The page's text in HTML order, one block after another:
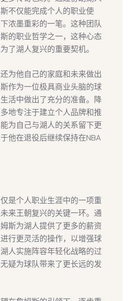
不仅能完成个人的职业使
浓墨重彩的一笔。这种团队
的职业哲学之一，这种心态
了湖人复兴的重要契机。
为他自己的家庭和未来做出
作为一位极具商业头脑的球
活中做出了充分的准备。降
地专注于建立个人品牌和推
为自己与湖人的关系留下更
他在退役后继续保持在NBA
是个人职业生涯中的一项重
来王朝复兴的关键一环。通
斯为湖人提供了更多的薪资
行更灵活的操作，以增强球
人实施阵容年轻化战略的过
疑为球队带来了更长远的发